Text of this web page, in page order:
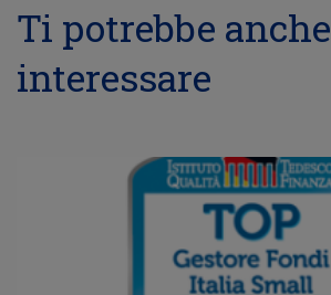
Ti potrebbe anche
interessare